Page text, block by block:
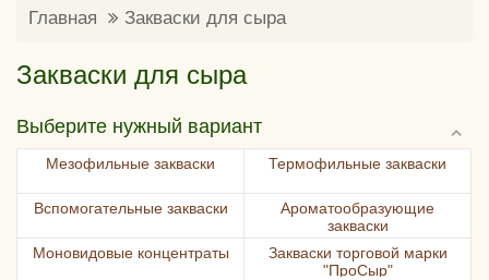
Главная Закваски для сыра
Закваски для сыра
Выберите нужный вариант
Мезофильные закваски Термофильные закваски
Вспомогательные закваски
Ароматообразующие
закваски
Моновидовые концентраты
Закваски торговой марки
"ПроСыр"